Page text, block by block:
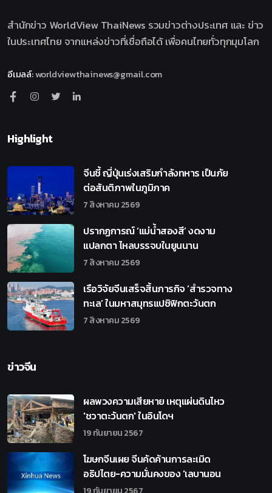
สำนักข่าว WorldView ThaiNews รวมข่าวต่างประเทศ และ ข่าว
ในประเทศไทย จากแหล่งข่าวที่เชื่อถือได้ เพื่อคนไทยทั่วทุกมุมโลก
อีเมลล์:worldviewthainews@gmail.com
Highlight
จีนชี้ ญี่ปุ่นเร่งเสริมกำลังทหาร เป็นภัย
ต่อสันติภาพในภูมิภาค
7 สิงหาคม 2569
ปรากฏการณ์ ‘แม่น้ำสองสี’ งดงาม
แปลกตา ไหลบรรจบในยูนนาน
7 สิงหาคม 2569
เรือวิจัยจีนเสร็จสิ้นภารกิจ ‘สำรวจทาง
ทะเล’ ในมหาสมุทรแปซิฟิกตะวันตก
7 สิงหาคม 2569
ข่าวจีน
ผลพวงความเสียหาย เหตุแผ่นดินไหว
'ชวาตะวันตก' ในอินโดฯ
19 กันยายน 2567
โฆษกจีนเผย จีนคัดค้านการละเมิด
อธิปไตย-ความมั่นคงของ 'เลบานอน